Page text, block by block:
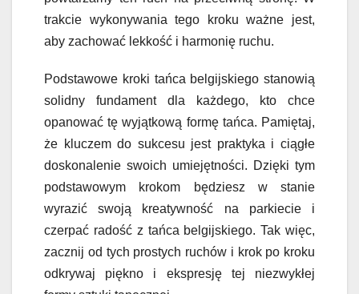
trakcie wykonywania tego kroku ważne jest,
aby zachować lekkość i harmonię ruchu.
Podstawowe kroki tańca belgijskiego stanowią
solidny fundament dla każdego, kto chce
opanować tę wyjątkową formę tańca. Pamiętaj,
że kluczem do sukcesu jest praktyka i ciągłe
doskonalenie swoich umiejętności. Dzięki tym
podstawowym krokom będziesz w stanie
wyrazić swoją kreatywność na parkiecie i
czerpać radość z tańca belgijskiego. Tak więc,
zacznij od tych prostych ruchów i krok po kroku
odkrywaj piękno i ekspresję tej niezwykłej